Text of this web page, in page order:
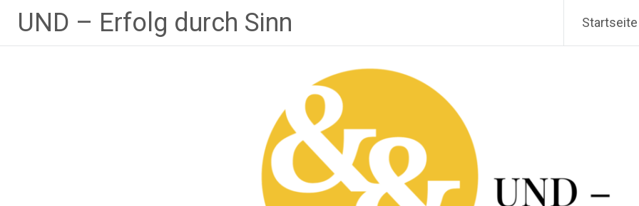
Inhalt
springen
UND – Erfolg durch Sinn Startseite